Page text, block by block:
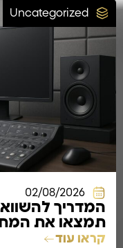
Uncategorized
02/08/2026
המדריך
תמצאו את
קראו עוד